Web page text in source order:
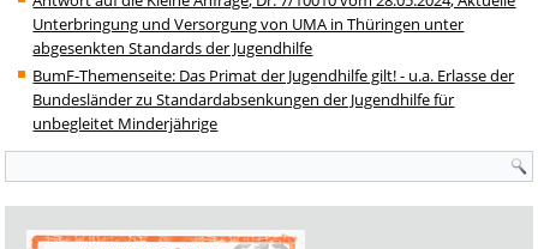
Unterbringung und Versorgung von UMA in Thüringen unter
abgesenkten Standards der Jugendhilfe
BumF-Themenseite: Das Primat der Jugendhilfe gilt! - u.a. Erlasse der
Bundesländer zu Standardabsenkungen der Jugendhilfe für
unbegleitet Minderjährige
Suchformular